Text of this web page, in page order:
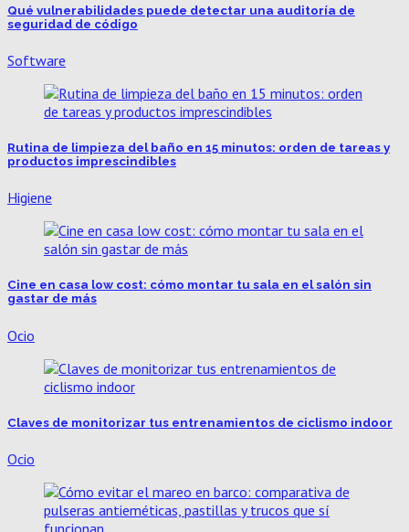
Qué vulnerabilidades puede detectar una auditoría de
seguridad de código
Software
Rutina de limpieza del baño en 15 minutos: orden de tareas y
productos imprescindibles
Higiene
Cine en casa low cost: cómo montar tu sala en el salón sin
gastar de más
Ocio
Claves de monitorizar tus entrenamientos de ciclismo indoor
Ocio